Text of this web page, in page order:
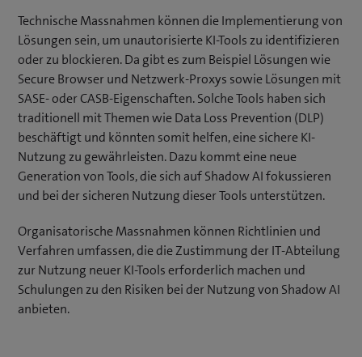
Technische Massnahmen können die Implementierung von
Lösungen sein, um unautorisierte KI-Tools zu identifizieren
oder zu blockieren. Da gibt es zum Beispiel Lösungen wie
Secure Browser und Netzwerk-Proxys sowie Lösungen mit
SASE- oder CASB-Eigenschaften. Solche Tools haben sich
traditionell mit Themen wie Data Loss Prevention (DLP)
beschäftigt und könnten somit helfen, eine sichere KI-
Nutzung zu gewährleisten. Dazu kommt eine neue
Generation von Tools, die sich auf Shadow AI fokussieren
und bei der sicheren Nutzung dieser Tools unterstützen.
Organisatorische Massnahmen können Richtlinien und
Verfahren umfassen, die die Zustimmung der IT-Abteilung
zur Nutzung neuer KI-Tools erforderlich machen und
Schulungen zu den Risiken bei der Nutzung von Shadow AI
anbieten.